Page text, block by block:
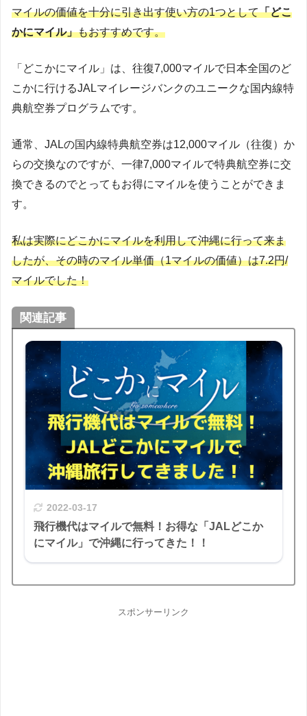
マイルの価値を十分に引き出す使い方の1つとして「どこ
かにマイル」もおすすめです。
「どこかにマイル」は、往復7,000マイルで日本全国のど
こかに行けるJALマイレージバンクのユニークな国内線特
典航空券プログラムです。
通常、JALの国内線特典航空券は12,000マイル（往復）か
らの交換なのですが、一律7,000マイルで特典航空券に交
換できるのでとってもお得にマイルを使うことができま
す。
私は実際にどこかにマイルを利用して沖縄に行って来ま
したが、その時のマイル単価（1マイルの価値）は7.2円/
マイルでした！
関連記事
2022-03-17
飛行機代はマイルで無料！お得な「JALどこか
にマイル」で沖縄に行ってきた！！
スポンサーリンク